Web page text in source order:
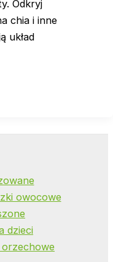
Odkryj
chia i inne
układ
owocowe
dzieci
orzechowe